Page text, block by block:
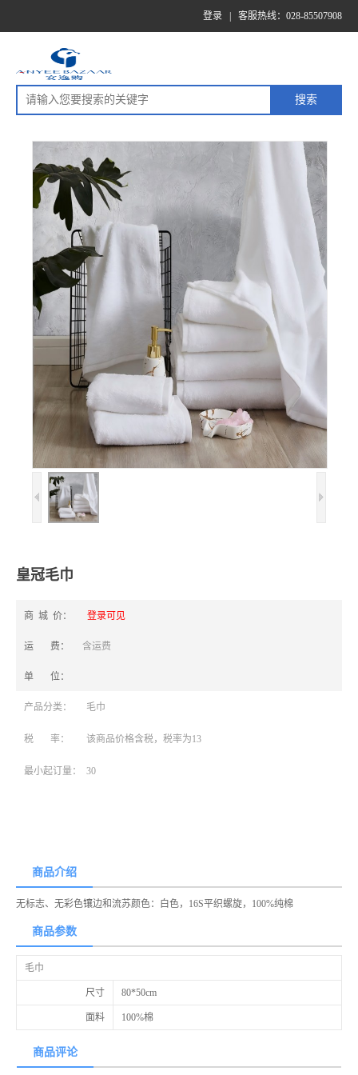
登录 客服热线：028-85507908
皇冠毛巾
商 城 价： 登录可见
运 费： 含运费
单 位：
产品分类： 毛巾
税 率： 该商品价格含税，税率为13
最小起订量： 30
商品介绍
无标志、无彩色镶边和流苏颜色：白色，16S平织螺旋，100%纯棉
商品参数
毛巾
尺寸 80*50cm
面料 100%棉
商品评论